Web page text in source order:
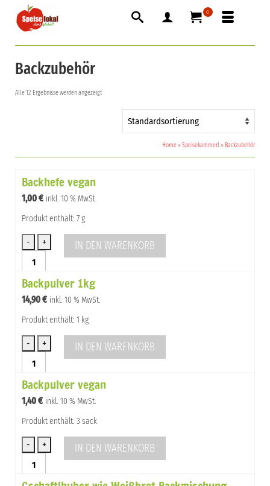
0
Backzubehör
Alle 12 Ergebnisse werden angezeigt
Home »Speisekammerl » Backzubehör
Backhefe vegan
1,00€ inkl. 10 % MwSt.
Produkt enthält: 7 g
vegan
Menge
IN DEN WARENKORB
Backpulver 1kg
14,90€ inkl. 10 % MwSt.
Produkt enthält: 1 kg
1kg
Menge
IN DEN WARENKORB
Backpulver vegan
1,40€ inkl. 10 % MwSt.
Produkt enthält: 3 sack
vegan
Menge
IN DEN WARENKORB